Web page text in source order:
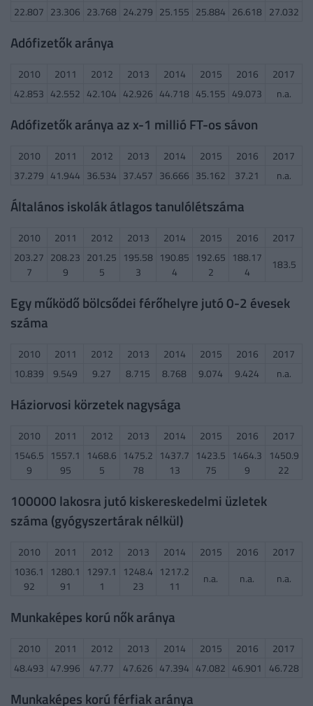
22.807 23.306 23.768 24.279 25.155 25.884 26.618 27.032
Adófizetők aránya
2010 2011 2012 2013 2014 2015 2016
2017
42.853 42.552 42.104 42.926 44.718 45.155 49.073 n.a.
Adófizetők aránya az x-1 millió FT-os sávon
2010 2011 2012 2013 2014 2015 2016
2017
37.279 41.944 36.534 37.457 36.666 35.162 37.21 n.a.
Általános iskolák átlagos tanulólétszáma
2010 2011 2012 2013 2014 2015 2016
2017
203.27
7
208.23
9
201.25
5
195.58
3
190.85
4
192.65
2
188.17
4
183.5
Egy működő bölcsődei férőhelyre jutó 0-2 évesek
száma
2010 2011 2012 2013 2014 2015 2016
2017
10.839
9.549 9.27 8.715 8.768 9.074 9.424 n.a.
Háziorvosi körzetek nagysága
2010 2011 2012 2013 2014 2015 2016
2017
1546.5
9
1557.1
95
1468.6
5
1475.2
78
1437.7
13
1423.5
75
1464.3
9
1450.9
22
100000 lakosra jutó kiskereskedelmi üzletek
száma (gyógyszertárak nélkül)
2010 2011 2012 2013 2014 2015 2016
2017
1036.1
92
1280.1
91
1297.1
1
1248.4
23
1217.2
11
n.a. n.a. n.a.
Munkaképes korú nők aránya
2010 2011 2012 2013 2014 2015 2016
2017
48.493 47.996 47.77 47.626 47.394 47.082 46.901 46.728
Munkaképes korú férfiak aránya